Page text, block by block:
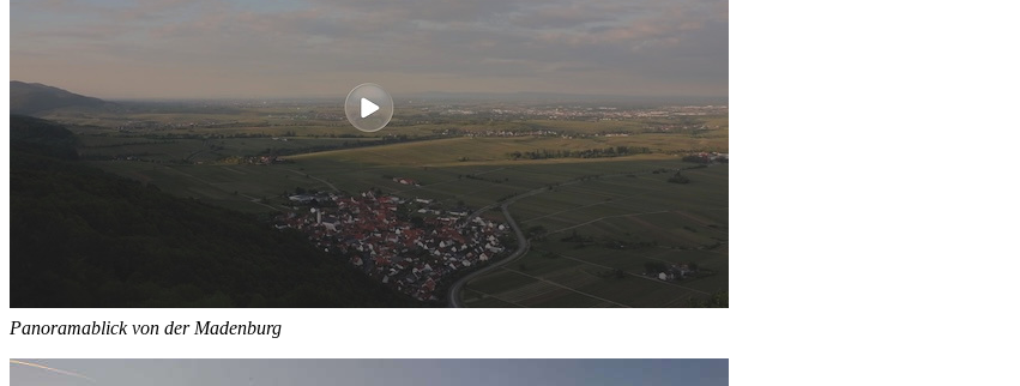
Panoramablick von der Madenburg